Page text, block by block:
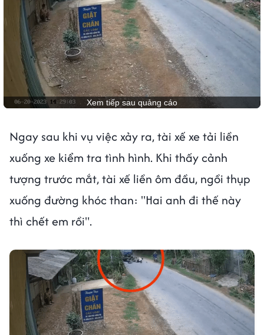
Ngay sau khi vụ việc xảy ra, tài xế xe tải liền
xuống xe kiểm tra tình hình. Khi thấy cảnh
tượng trước mắt, tài xế liền ôm đầu, ngồi thụp
xuống đường khóc than: "Hai anh đi thế này
thì chết em rồi".